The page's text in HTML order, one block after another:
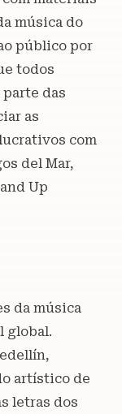
música do
público por
todos
das
as
com
del Mar,
Up
da música
global.
artístico de
letras dos